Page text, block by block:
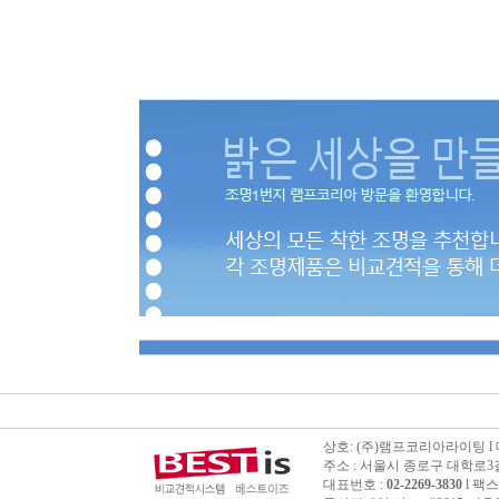
상호: (주)램프코리아라이팅 l
주소 : 서울시 종로구 대학로3
대표번호 : 02-2269-3830 l 팩